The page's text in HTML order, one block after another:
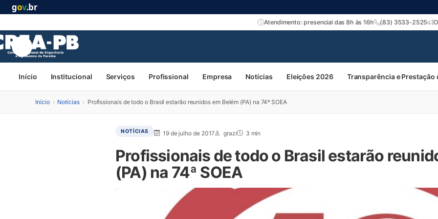
gov.br
Atendimento: presencial das 8h às 16h (83) 3533-2525
Início Institucional Serviços Profissional Empresa Notícias Eleições 2026 Transparência e Prestação
Início › Notícias › Profissionais de todo o Brasil estarão reunidos em Belém (PA) na 74ª SOEA
NOTÍCIAS 19 de julho de 2017 grazi 3 min
Profissionais de todo o Brasil estarão
(PA) na 74ª SOEA